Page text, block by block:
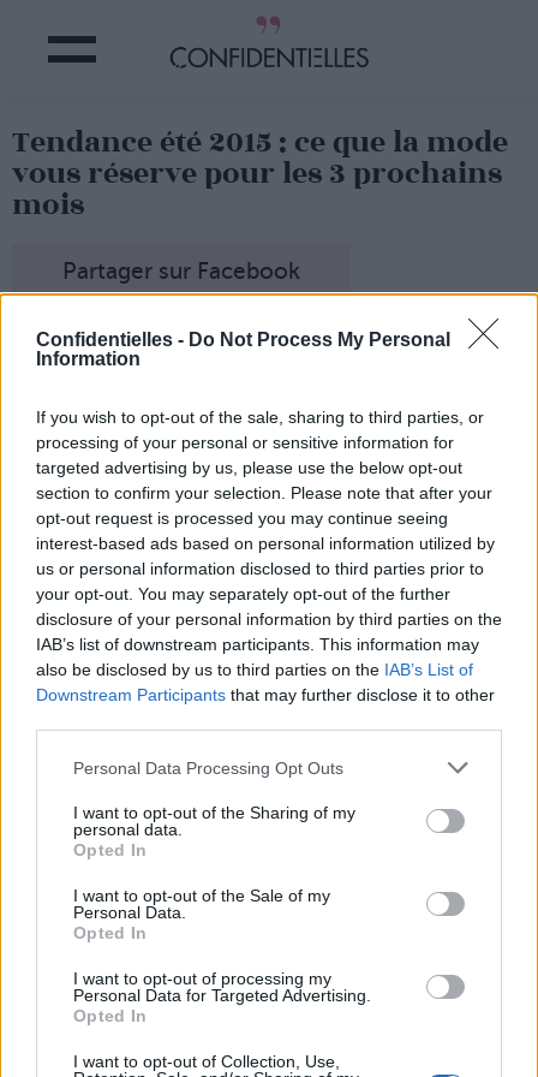
Confidentielles - Do Not Process My Personal
Information
If you wish to opt-out of the sale, sharing to third parties, or
processing of your personal or sensitive information for
targeted advertising by us, please use the below opt-out
section to confirm your selection. Please note that after your
opt-out request is processed you may continue seeing
interest-based ads based on personal information utilized by
us or personal information disclosed to third parties prior to
your opt-out. You may separately opt-out of the further
disclosure of your personal information by third parties on the
IAB’s list of downstream participants. This information may
also be disclosed by us to third parties on the IAB’s List of
Downstream Participants that may further disclose it to other
Personal Data Processing Opt Outs
I want to opt-out of the Sharing of my
personal data.
Opted In
I want to opt-out of the Sale of my
Personal Data.
Opted In
I want to opt-out of processing my
Personal Data for Targeted Advertising.
Opted In
I want to opt-out of Collection, Use,
Tendance été 2015 : ce que la mode
vous réserve pour les 3 prochains
mois
Partager sur Facebook
3 - Le come back des trois dernières années
Et oui on retrouve entre autre, les imprimés fleuris qui
ont toujours un grand succès auprès de ces dames. Le
marin style Trouville revient aussi en grande force ! Enfin
précédente, du sportwear classe. Nous verrons donc